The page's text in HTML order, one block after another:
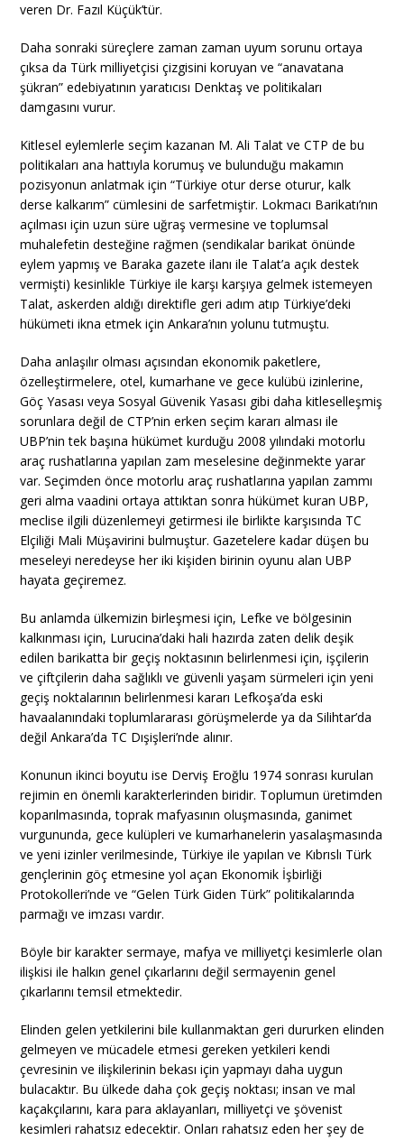
veren Dr. Fazıl Küçük’tür.
Daha sonraki süreçlere zaman zaman uyum sorunu ortaya
çıksa da Türk milliyetçisi çizgisini koruyan ve “anavatana
şükran” edebiyatının yaratıcısı Denktaş ve politikaları
damgasını vurur.
Kitlesel eylemlerle seçim kazanan M. Ali Talat ve CTP de bu
politikaları ana hattıyla korumuş ve bulunduğu makamın
pozisyonun anlatmak için “Türkiye otur derse oturur, kalk
derse kalkarım” cümlesini de sarfetmiştir. Lokmacı Barikatı’nın
açılması için uzun süre uğraş vermesine ve toplumsal
muhalefetin desteğine rağmen (sendikalar barikat önünde
eylem yapmış ve Baraka gazete ilanı ile Talat’a açık destek
vermişti) kesinlikle Türkiye ile karşı karşıya gelmek istemeyen
Talat, askerden aldığı direktifle geri adım atıp Türkiye’deki
hükümeti ikna etmek için Ankara’nın yolunu tutmuştu.
Daha anlaşılır olması açısından ekonomik paketlere,
özelleştirmelere, otel, kumarhane ve gece kulübü izinlerine,
Göç Yasası veya Sosyal Güvenik Yasası gibi daha kitleselleşmiş
sorunlara değil de CTP’nin erken seçim kararı alması ile
UBP’nin tek başına hükümet kurduğu 2008 yılındaki motorlu
araç rushatlarına yapılan zam meselesine değinmekte yarar
var. Seçimden önce motorlu araç rushatlarına yapılan zammı
geri alma vaadini ortaya attıktan sonra hükümet kuran UBP,
meclise ilgili düzenlemeyi getirmesi ile birlikte karşısında TC
Elçiliği Mali Müşavirini bulmuştur. Gazetelere kadar düşen bu
meseleyi neredeyse her iki kişiden birinin oyunu alan UBP
hayata geçiremez.
Bu anlamda ülkemizin birleşmesi için, Lefke ve bölgesinin
kalkınması için, Lurucina’daki hali hazırda zaten delik deşik
edilen barikatta bir geçiş noktasının belirlenmesi için, işçilerin
ve çiftçilerin daha sağlıklı ve güvenli yaşam sürmeleri için yeni
geçiş noktalarının belirlenmesi kararı Lefkoşa’da eski
havaalanındaki toplumlararası görüşmelerde ya da Silihtar’da
değil Ankara’da TC Dışişleri’nde alınır.
Konunun ikinci boyutu ise Derviş Eroğlu 1974 sonrası kurulan
rejimin en önemli karakterlerinden biridir. Toplumun üretimden
koparılmasında, toprak mafyasının oluşmasında, ganimet
vurgununda, gece kulüpleri ve kumarhanelerin yasalaşmasında
ve yeni izinler verilmesinde, Türkiye ile yapılan ve Kıbrıslı Türk
gençlerinin göç etmesine yol açan Ekonomik İşbirliği
Protokolleri’nde ve “Gelen Türk Giden Türk” politikalarında
parmağı ve imzası vardır.
Böyle bir karakter sermaye, mafya ve milliyetçi kesimlerle olan
ilişkisi ile halkın genel çıkarlarını değil sermayenin genel
çıkarlarını temsil etmektedir.
Elinden gelen yetkilerini bile kullanmaktan geri dururken elinden
gelmeyen ve mücadele etmesi gereken yetkileri kendi
çevresinin ve ilişkilerinin bekası için yapmayı daha uygun
bulacaktır. Bu ülkede daha çok geçiş noktası; insan ve mal
kaçakçılarını, kara para aklayanları, milliyetçi ve şövenist
kesimleri rahatsız edecektir. Onları rahatsız eden her şey de